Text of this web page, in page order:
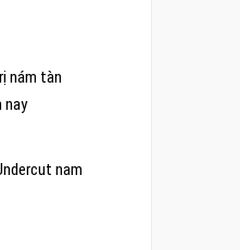
nám tàn
nay
nam